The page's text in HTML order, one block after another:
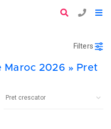
Filters
Maroc 2026 » Pret